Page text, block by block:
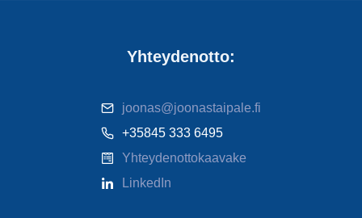
Yhteydenotto:
joonas@joonastaipale.fi
+35845 333 6495
Yhteydenottokaavake
LinkedIn